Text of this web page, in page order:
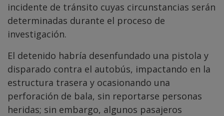
incidente de tránsito cuyas circunstancias serán
determinadas durante el proceso de
investigación.
El detenido habría desenfundado una pistola y
disparado contra el autobús, impactando en la
estructura trasera y ocasionando una
perforación de bala, sin reportarse personas
heridas; sin embargo, algunos pasajeros